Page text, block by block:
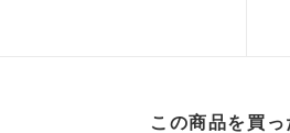
この商品を買っ